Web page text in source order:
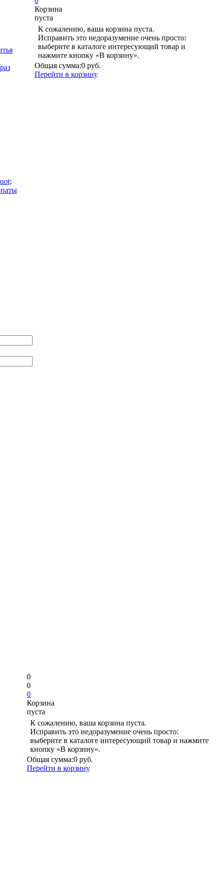
Корзина
пуста
К сожалению, ваша корзина пуста.
Исправить это недоразумение очень просто:
выберите в каталоге интересующий товар и
нажмите кнопку «В корзину».
Общая сумма:0 руб.
Перейти в корзину
0
0
0
Корзина
пуста
К сожалению, ваша корзина пуста.
Исправить это недоразумение очень просто:
выберите в каталоге интересующий товар и нажмите
кнопку «В корзину».
Общая сумма:0 руб.
Перейти в корзину